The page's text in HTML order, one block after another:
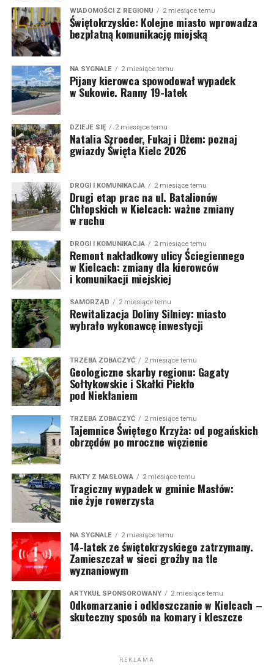
WIADOMOŚCI Z REGIONU 2 miesiące temu
Świętokrzyskie: Kolejne miasto wprowadza
bezpłatną komunikację miejską
NA SYGNALE 2 miesiące temu
Pijany kierowca spowodował wypadek
w Sukowie. Ranny 19-latek
DZIEJE SIĘ 2 miesiące temu
Natalia Szroeder, Fukaj i Dżem: poznaj
gwiazdy Święta Kielc 2026
DROGI I KOMUNIKACJA 2 miesiące temu
Drugi etap prac na ul. Batalionów
Chłopskich w Kielcach: ważne zmiany
w ruchu
DROGI I KOMUNIKACJA 2 miesiące temu
Remont nakładkowy ulicy Ściegiennego
w Kielcach: zmiany dla kierowców
i komunikacji miejskiej
SAMORZĄD 2 miesiące temu
Rewitalizacja Doliny Silnicy: miasto
wybrało wykonawcę inwestycji
TRZEBA ZOBACZYĆ 2 miesiące temu
Geologiczne skarby regionu: Gagaty
Sołtykowskie i Skałki Piekło
pod Niekłaniem
TRZEBA ZOBACZYĆ 2 miesiące temu
Tajemnice Świętego Krzyża: od pogańskich
obrzędów po mroczne więzienie
FAKTY Z MASŁOWA 2 miesiące temu
Tragiczny wypadek w gminie Masłów:
nie żyje rowerzysta
NA SYGNALE 2 miesiące temu
14-latek ze świętokrzyskiego zatrzymany.
Zamieszczał w sieci groźby na tle
wyznaniowym
ARTYKUŁ SPONSOROWANY 2 miesiące temu
Odkomarzanie i odkleszczanie w Kielcach –
skuteczny sposób na komary i kleszcze
REKLAMA